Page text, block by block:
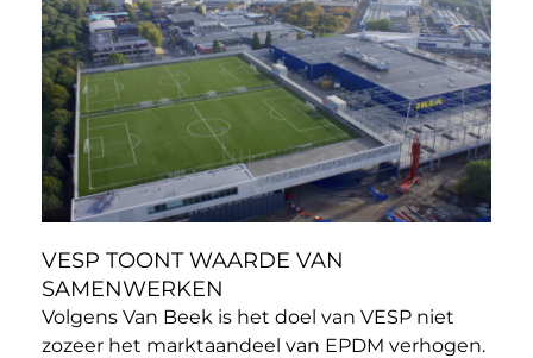
VESP TOONT WAARDE VAN
SAMENWERKEN
Volgens Van Beek is het doel van VESP niet
zozeer het marktaandeel van EPDM verhogen.